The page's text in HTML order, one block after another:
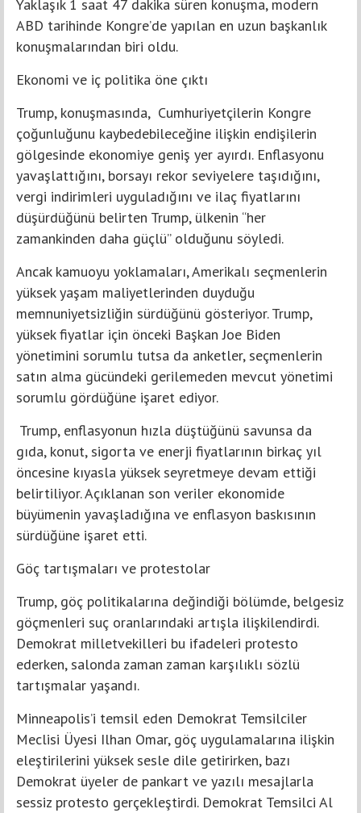
Yaklaşık 1 saat 47 dakika süren konuşma, modern
ABD tarihinde Kongre’de yapılan en uzun başkanlık
konuşmalarından biri oldu.
Ekonomi ve iç politika öne çıktı
Trump, konuşmasında, Cumhuriyetçilerin Kongre
çoğunluğunu kaybedebileceğine ilişkin endişilerin
gölgesinde ekonomiye geniş yer ayırdı. Enflasyonu
yavaşlattığını, borsayı rekor seviyelere taşıdığını,
vergi indirimleri uyguladığını ve ilaç fiyatlarını
düşürdüğünü belirten Trump, ülkenin “her
zamankinden daha güçlü” olduğunu söyledi.
Ancak kamuoyu yoklamaları, Amerikalı seçmenlerin
yüksek yaşam maliyetlerinden duyduğu
memnuniyetsizliğin sürdüğünü gösteriyor. Trump,
yüksek fiyatlar için önceki Başkan Joe Biden
yönetimini sorumlu tutsa da anketler, seçmenlerin
satın alma gücündeki gerilemeden mevcut yönetimi
sorumlu gördüğüne işaret ediyor.
Trump, enflasyonun hızla düştüğünü savunsa da
gıda, konut, sigorta ve enerji fiyatlarının birkaç yıl
öncesine kıyasla yüksek seyretmeye devam ettiği
belirtiliyor. Açıklanan son veriler ekonomide
büyümenin yavaşladığına ve enflasyon baskısının
sürdüğüne işaret etti.
Göç tartışmaları ve protestolar
Trump, göç politikalarına değindiği bölümde, belgesiz
göçmenleri suç oranlarındaki artışla ilişkilendirdi.
Demokrat milletvekilleri bu ifadeleri protesto
ederken, salonda zaman zaman karşılıklı sözlü
tartışmalar yaşandı.
Minneapolis’i temsil eden Demokrat Temsilciler
Meclisi Üyesi Ilhan Omar, göç uygulamalarına ilişkin
eleştirilerini yüksek sesle dile getirirken, bazı
Demokrat üyeler de pankart ve yazılı mesajlarla
sessiz protesto gerçekleştirdi. Demokrat Temsilci Al